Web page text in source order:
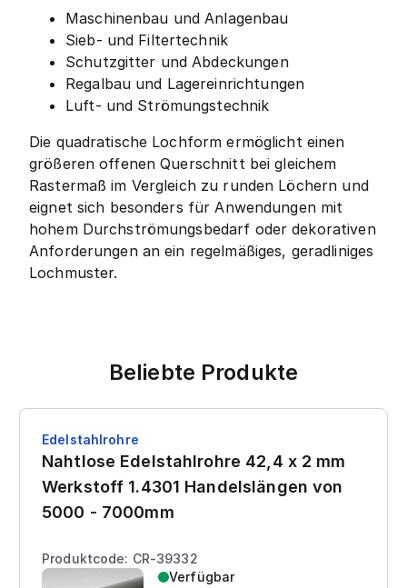
Maschinenbau und Anlagenbau
Sieb- und Filtertechnik
Schutzgitter und Abdeckungen
Regalbau und Lagereinrichtungen
Luft- und Strömungstechnik
Die quadratische Lochform ermöglicht einen
größeren offenen Querschnitt bei gleichem
Rastermaß im Vergleich zu runden Löchern und
eignet sich besonders für Anwendungen mit
hohem Durchströmungsbedarf oder dekorativen
Anforderungen an ein regelmäßiges, geradliniges
Lochmuster.
Beliebte Produkte
Edelstahlrohre
Nahtlose Edelstahlrohre 42,4 x 2 mm
Werkstoff 1.4301 Handelslängen von
5000 - 7000mm
Produktcode: CR-39332
Verfügbar